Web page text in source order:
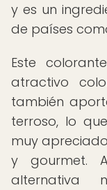
y es un
de países
Este
atractivo
también
terroso, lo
muy
y gourmet.
alternativa